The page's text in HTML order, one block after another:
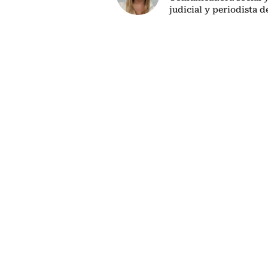
judicial y periodista